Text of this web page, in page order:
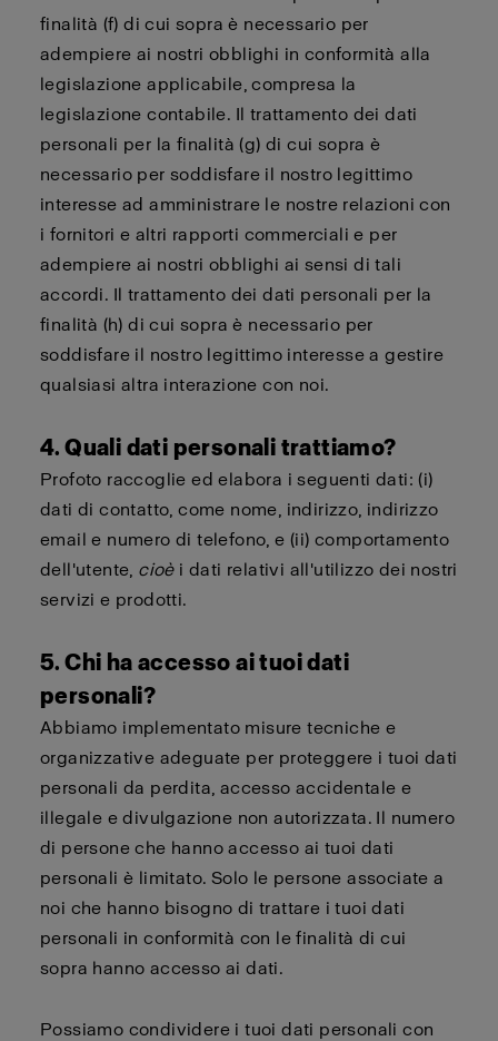
finalità (f) di cui sopra è necessario per
adempiere ai nostri obblighi in conformità alla
legislazione applicabile, compresa la
legislazione contabile. Il trattamento dei dati
personali per la finalità (g) di cui sopra è
necessario per soddisfare il nostro legittimo
interesse ad amministrare le nostre relazioni con
i fornitori e altri rapporti commerciali e per
adempiere ai nostri obblighi ai sensi di tali
accordi. Il trattamento dei dati personali per la
finalità (h) di cui sopra è necessario per
soddisfare il nostro legittimo interesse a gestire
qualsiasi altra interazione con noi.
4. Quali dati personali trattiamo?
Profoto raccoglie ed elabora i seguenti dati: (i)
dati di contatto, come nome, indirizzo, indirizzo
email e numero di telefono, e (ii) comportamento
dell'utente, cioèi dati relativi all'utilizzo dei nostri
servizi e prodotti.
5. Chi ha accesso ai tuoi dati
personali?
Abbiamo implementato misure tecniche e
organizzative adeguate per proteggere i tuoi dati
personali da perdita, accesso accidentale e
illegale e divulgazione non autorizzata. Il numero
di persone che hanno accesso ai tuoi dati
personali è limitato. Solo le persone associate a
noi che hanno bisogno di trattare i tuoi dati
personali in conformità con le finalità di cui
sopra hanno accesso ai dati.
Possiamo condividere i tuoi dati personali con